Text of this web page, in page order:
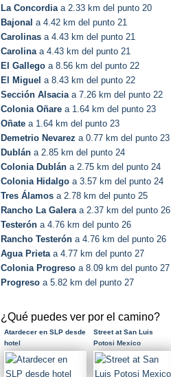
La Concordiaa 2.33 km del punto 20
Bajonal a 4.42 km del punto 21
Carolinas a 4.43 km del punto 21
Carolinaa 4.43 km del punto 21
El Gallego a 8.56 km del punto 22
El Miguel a 8.43 km del punto 22
Sección Alsaciaa 7.26 km del punto 22
Colonia Oñare a 1.64 km del punto 23
Oñate a 1.64 km del punto 23
Demetrio Nevarez a 0.77 km del punto 23
Dublán a 2.85 km del punto 24
Colonia Dublán a 2.75 km del punto 24
Colonia Hidalgo a 3.57 km del punto 24
Tres Álamos a 2.78 km del punto 25
Rancho La Galeraa 2.37 km del punto 26
Testerón a 4.76 km del punto 26
Rancho Testerón a 4.76 km del punto 26
Agua Prietaa 4.77 km del punto 27
Colonia Progreso a 8.09 km del punto 27
Progreso a 5.82 km del punto 27
¿Qué puedes ver por el camino?
Atardecer en SLP desde
hotel
Street at San Luis
Potosi Mexico